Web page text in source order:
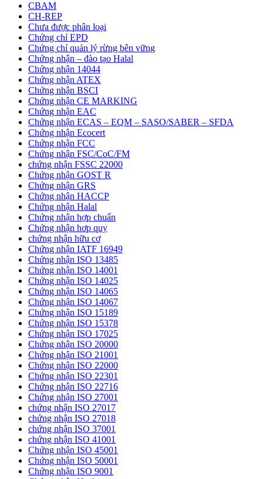
CBAM
CH-REP
Chưa được phân loại
Chứng chỉ EPD
Chứng chỉ quản lý rừng bên vững
Chứng nhận – đào tạo Halal
Chứng nhận 14044
Chứng nhận ATEX
Chứng nhận BSCI
Chứng nhận CE MARKING
Chứng nhận EAC
Chứng nhận ECAS – EQM – SASO/SABER – SFDA
Chứng nhận Ecocert
Chứng nhận FCC
Chứng nhận FSC/CoC/FM
chứng nhận FSSC 22000
Chứng nhận GOST R
Chứng nhận GRS
Chứng nhận HACCP
Chứng nhận Halal
Chứng nhận hợp chuẩn
Chứng nhận hơp quy
chứng nhận hữu cơ
Chứng nhận IATF 16949
Chứng nhận ISO 13485
Chứng nhận ISO 14001
Chứng nhận ISO 14025
Chứng nhận ISO 14065
Chứng nhận ISO 14067
Chứng nhận ISO 15189
Chứng nhận ISO 15378
Chứng nhận ISO 17025
Chứng nhận ISO 20000
Chứng nhận ISO 21001
Chứng nhận ISO 22000
Chứng nhận ISO 22301
Chứng nhận ISO 22716
Chứng nhận ISO 27001
chứng nhận ISO 27017
chứng nhận ISO 27018
chứng nhận ISO 37001
chứng nhận ISO 41001
Chứng nhận ISO 45001
Chứng nhận ISO 50001
Chứng nhận ISO 9001